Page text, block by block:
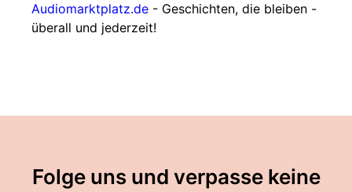
Audiomarktplatz.de - Geschichten, die bleiben -
überall und jederzeit!
Folge uns und verpasse keine